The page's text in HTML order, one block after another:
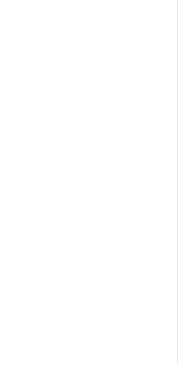
יותר, ירוק יותר ומהר יותר.
ידי הטכניון, מבטיחה מבנים
ומונעים נזקים ארוכי טווח.